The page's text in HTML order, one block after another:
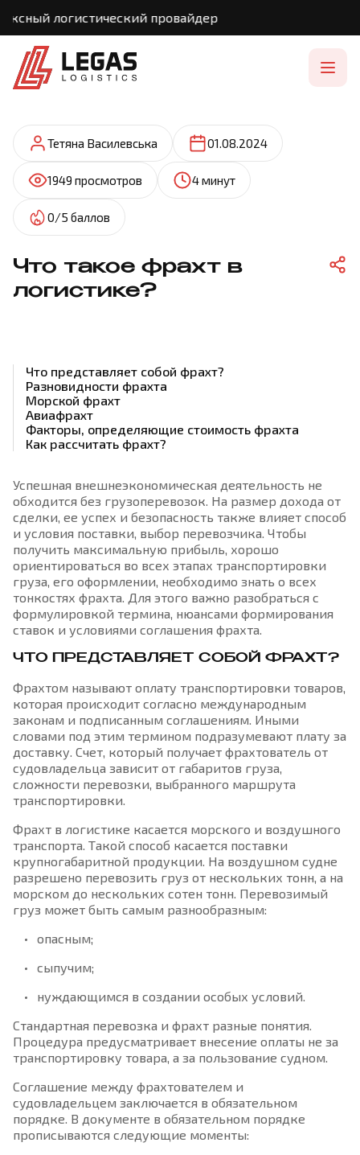
логистический провайдер
Тетяна Василевська 01.08.2024
1949 просмотров 4 минут
0/5 баллов
Что такое фрахт в
логистике?
Что представляет собой фрахт?
Разновидности фрахта
Морской фрахт
Авиафрахт
Факторы, определяющие стоимость фрахта
Как рассчитать фрахт?
Успешная внешнеэкономическая деятельность не
обходится без грузоперевозок. На размер дохода от
сделки, ее успех и безопасность также влияет способ
и условия поставки, выбор перевозчика. Чтобы
получить максимальную прибыль, хорошо
ориентироваться во всех этапах транспортировки
груза, его оформлении, необходимо знать о всех
тонкостях фрахта. Для этого важно разобраться с
формулировкой термина, нюансами формирования
ставок и условиями соглашения фрахта.
ЧТО ПРЕДСТАВЛЯЕТ СОБОЙ ФРАХТ?
Фрахтом называют оплату транспортировки товаров,
которая происходит согласно международным
законам и подписанным соглашениям. Иными
словами под этим термином подразумевают плату за
доставку. Счет, который получает фрахтователь от
судовладельца зависит от габаритов груза,
сложности перевозки, выбранного маршрута
транспортировки.
Фрахт в логистике касается морского и воздушного
транспорта. Такой способ касается поставки
крупногабаритной продукции. На воздушном судне
разрешено перевозить груз от нескольких тонн, а на
морском до нескольких сотен тонн. Перевозимый
груз может быть самым разнообразным:
опасным;
сыпучим;
нуждающимся в создании особых условий.
Стандартная перевозка и фрахт разные понятия.
Процедура предусматривает внесение оплаты не за
транспортировку товара, а за пользование судном.
Соглашение между фрахтователем и
судовладельцем заключается в обязательном
порядке. В документе в обязательном порядке
прописываются следующие моменты: